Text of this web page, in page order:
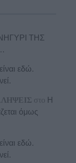
ΤΗΣ
εδώ.
στο Η
όμως
εδώ.